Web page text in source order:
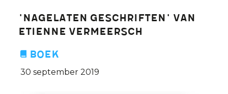
Vermeersch:
Johan
De
'Nagelaten geschriften' van
Etienne Vermeersch
Boek
30 september 2019